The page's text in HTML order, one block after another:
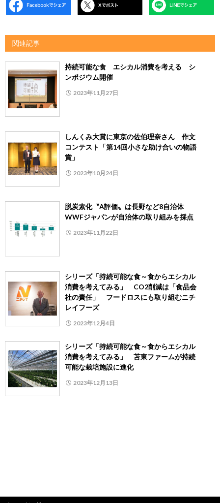
関連記事
持続可能な食 エシカル消費を考える シ
ンポジウム開催
2023年11月27日
しんくみ大賞に東京の佐伯理奈さん 作文
コンテスト「第14回小さな助け合いの物語
賞」
2023年10月24日
脱炭素化〝A評価〟は長野など8自治体
WWFジャパンが自治体の取り組みを採点
2023年11月22日
シリーズ「持続可能な食～食からエシカル
消費を考えてみる」 CO2削減は「食品会
社の責任」 フードロスにも取り組むニチ
レイフーズ
2023年12月4日
シリーズ「持続可能な食～食からエシカル
消費を考えてみる」 苫東ファームが持続
可能な栽培施設に進化
2023年12月13日